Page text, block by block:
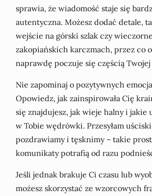
sprawia, że wiadomość staje się
autentyczna. Możesz dodać detale,
wejście na górski szlak czy
zakopiańskich karczmach, przez co
naprawdę poczuje się częścią
Nie zapominaj o pozytywnych
Opowiedz, jak zainspirowała Cię
się znajdujesz, jak wieje halny i jakie
w Tobie wędrówki. Przesyłam
pozdrawiamy i tęsknimy – takie
komunikaty potrafią od razu
Jeśli jednak brakuje Ci czasu lub
możesz skorzystać ze wzorcowych